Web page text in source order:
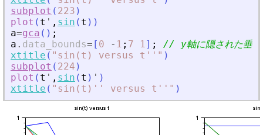
subplot ( 223 )
plot ( t ' , sin ( t ) )
a=gca ( ) ;
a . data_bounds= [ 0 - 1 ; 7 1] ;
// y軸に隠された垂直
xtitle ( " sin(t) versus t'' " )
subplot ( 224 )
plot ( t ' , sin ( t ) ' )
xtitle ( " sin(t)'' versus t'' " )